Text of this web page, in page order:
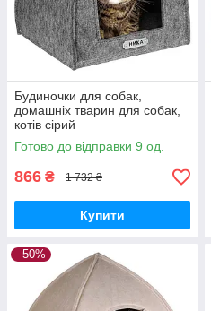
Будиночки для собак,
домашніх тварин для собак,
котів сірий
Готово до відправки 9 од.
866 ₴ 1 732 ₴
Купити
–50%